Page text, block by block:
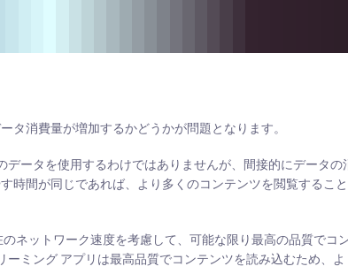
タ消費量が増加するかどうかが問題となります。
ータを使用するわけではありませんが、間接的にデータ
時間が同じであれば、より多くのコンテンツを閲覧するこ
ネットワーク速度を考慮して、可能な限り最高の品質でコ
ミング アプリは最高品質でコンテンツを読み込むため、よ